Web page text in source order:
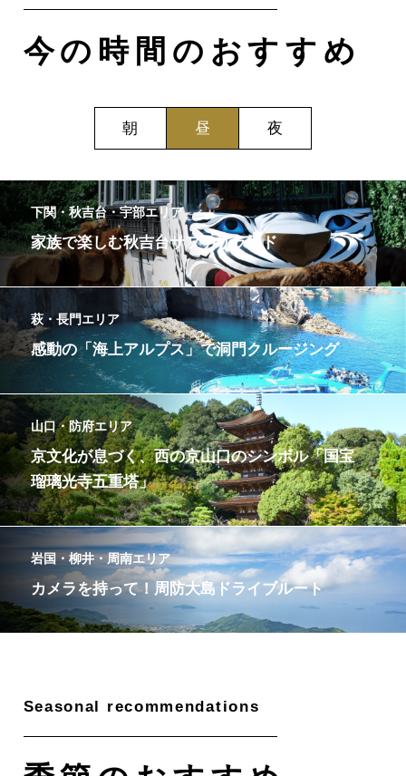
今の時間のおすすめ
朝 昼 夜
家族で楽しむ秋吉台サファリランド
下関・秋吉台・宇部エリア
感動の「海上アルプス」で洞門クルージング
萩・長門エリア
京文化が息づく、西の京山口のシンボル「国宝
瑠璃光寺五重塔」
山口・防府エリア
カメラを持って！周防大島ドライブルート
岩国・柳井・周南エリア